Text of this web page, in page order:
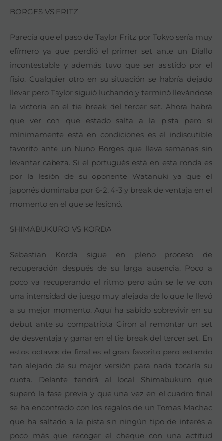
BORGES VS FRITZ
Parecía que el paso de Taylor Fritz por Tokyo sería muy
efímero ya que perdió el primer set ante un Diallo
incontestable y además tuvo que ser asistido por el
fisio. Cualquier otro en su situación se habría dejado
llevar pero Taylor siguió luchando y terminó llevándose
la victoria en el tie break del tercer set. Ahora habrá
que ver con que estado salta a la pista pero si
mínimamente está en condiciones es el indiscutible
favorito ante un Nuno Borges que lleva semanas sin
levantar cabeza. Si el portugués está en esta ronda es
por la lesión de su oponente Watanuki ya que el
japonés dominaba por 6-2, 4-3 y break de ventaja en el
momento en el que se lesionó.
SHIMABUKURO VS KORDA
Sebastian Korda sigue en pleno proceso de
recuperación después de su larga ausencia. Poco a
poco va recuperando el ritmo pero aún se le ve con
una intensidad de juego muy alejada de lo que le llevó
a su mejor momento. Aquí ha sabido sobrevivir en su
debut ante su compatriota Giron al remontar un set
de desventaja y ganar en el tie break del tercer set. En
estos octavos de final es el gran favorito pero estando
tan alejado de su mejor versión para nada tocaría su
cuota. Delante tendrá al local Shimabukuro que
superó la fase previa y que una vez en el cuadro final
se ha encontrado con los regalos de un Tomas Machac
que ha saltado a la pista sin ningún tipo de interés a
poco más que recoger el cheque con una actitud